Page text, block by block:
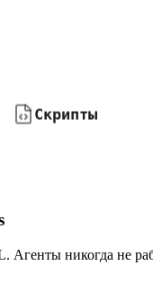
Скрипты
никогда не